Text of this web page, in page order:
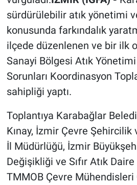
sürdürülebilir atık yönetimi
konusunda farkındalık
ilçede düzenlenen ve bir ilk
Sanayi Bölgesi Atık
Sorunları Koordinasyon
sahipliği yaptı.
Toplantıya Karabağlar
Kınay, İzmir Çevre
İl Müdürlüğü, İzmir
Değişikliği ve Sıfır Atık Daire
TMMOB Çevre Mühendisleri